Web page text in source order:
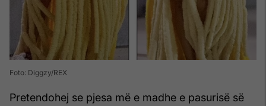
Foto: Diggzy/REX
Pretendohej se pjesa më e madhe e pasurisë së